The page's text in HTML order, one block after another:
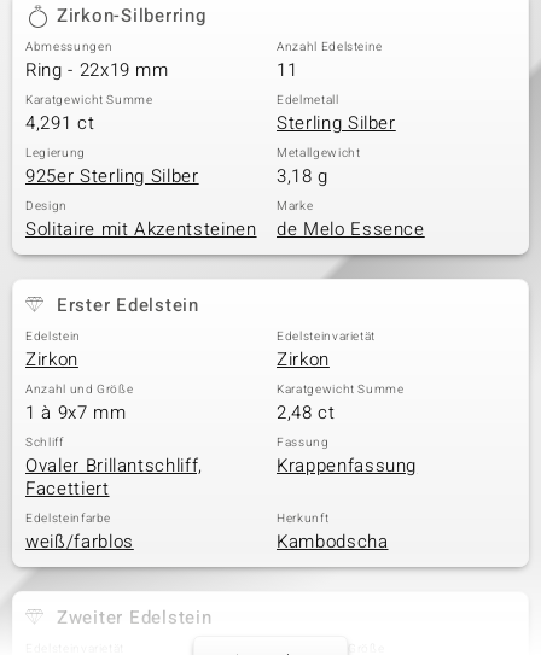
Zirkon-Silberring
Abmessungen
Ring - 22x19 mm
Anzahl Edelsteine
11
Karatgewicht Summe
4,291 ct
Edelmetall
Sterling Silber
Legierung
925er Sterling Silber
Metallgewicht
3,18 g
Design
Solitaire mit Akzentsteinen
Marke
de Melo Essence
Erster Edelstein
Edelstein
Zirkon
Edelsteinvarietät
Zirkon
Anzahl und Größe
1 à 9x7 mm
Karatgewicht Summe
2,48 ct
Schliff
Ovaler Brillantschliff,
Facettiert
Fassung
Krappenfassung
Edelsteinfarbe
weiß/farblos
Herkunft
Kambodscha
Zweiter Edelstein